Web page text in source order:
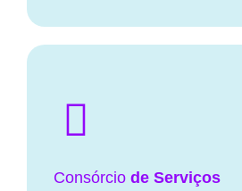
Consórcio de Serviços